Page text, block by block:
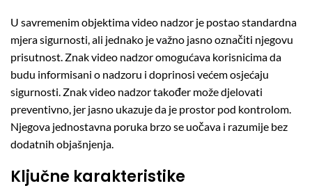
U savremenim objektima video nadzor je postao standardna
mjera sigurnosti, ali jednako je važno jasno označiti njegovu
prisutnost. Znak video nadzor omogućava korisnicima da
budu informisani o nadzoru i doprinosi većem osjećaju
sigurnosti. Znak video nadzor također može djelovati
preventivno, jer jasno ukazuje da je prostor pod kontrolom.
Njegova jednostavna poruka brzo se uočava i razumije bez
dodatnih objašnjenja.
Ključne karakteristike